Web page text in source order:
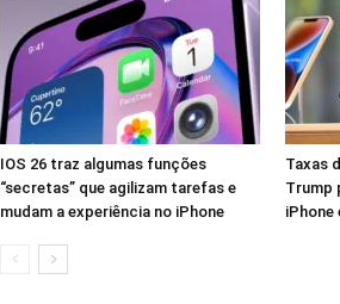
IOS 26 traz algumas funções
“secretas” que agilizam tarefas e
mudam a experiência no iPhone
Taxas
Trump
iPhone